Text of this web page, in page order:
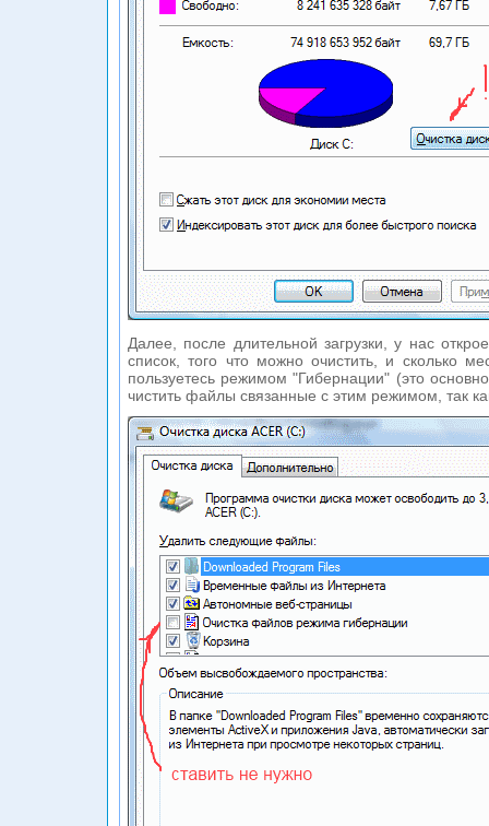
Далее, после длительной загрузки, у нас
список, того что можно очистить, и сколько
пользуетесь режимом "Гибернации" (это
чистить файлы связанные с этим режимом, так